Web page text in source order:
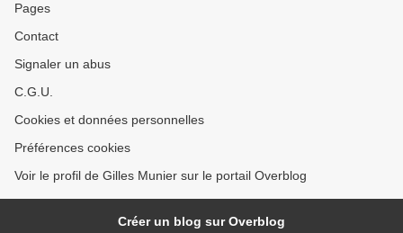
Pages
Contact
Signaler un abus
C.G.U.
Cookies et données personnelles
Préférences cookies
Voir le profil de Gilles Munier sur le portail Overblog
Créer un blog sur Overblog